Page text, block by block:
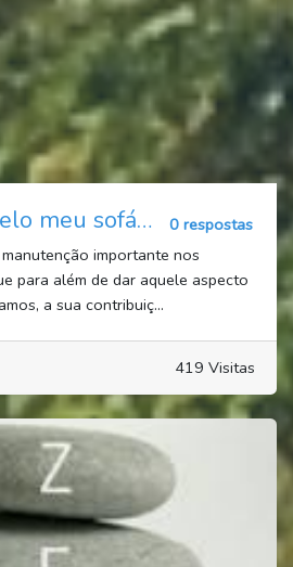
meu sofá…
0 respostas
importante nos
para além de dar aquele aspecto
a sua contribuiç...
419 Visitas